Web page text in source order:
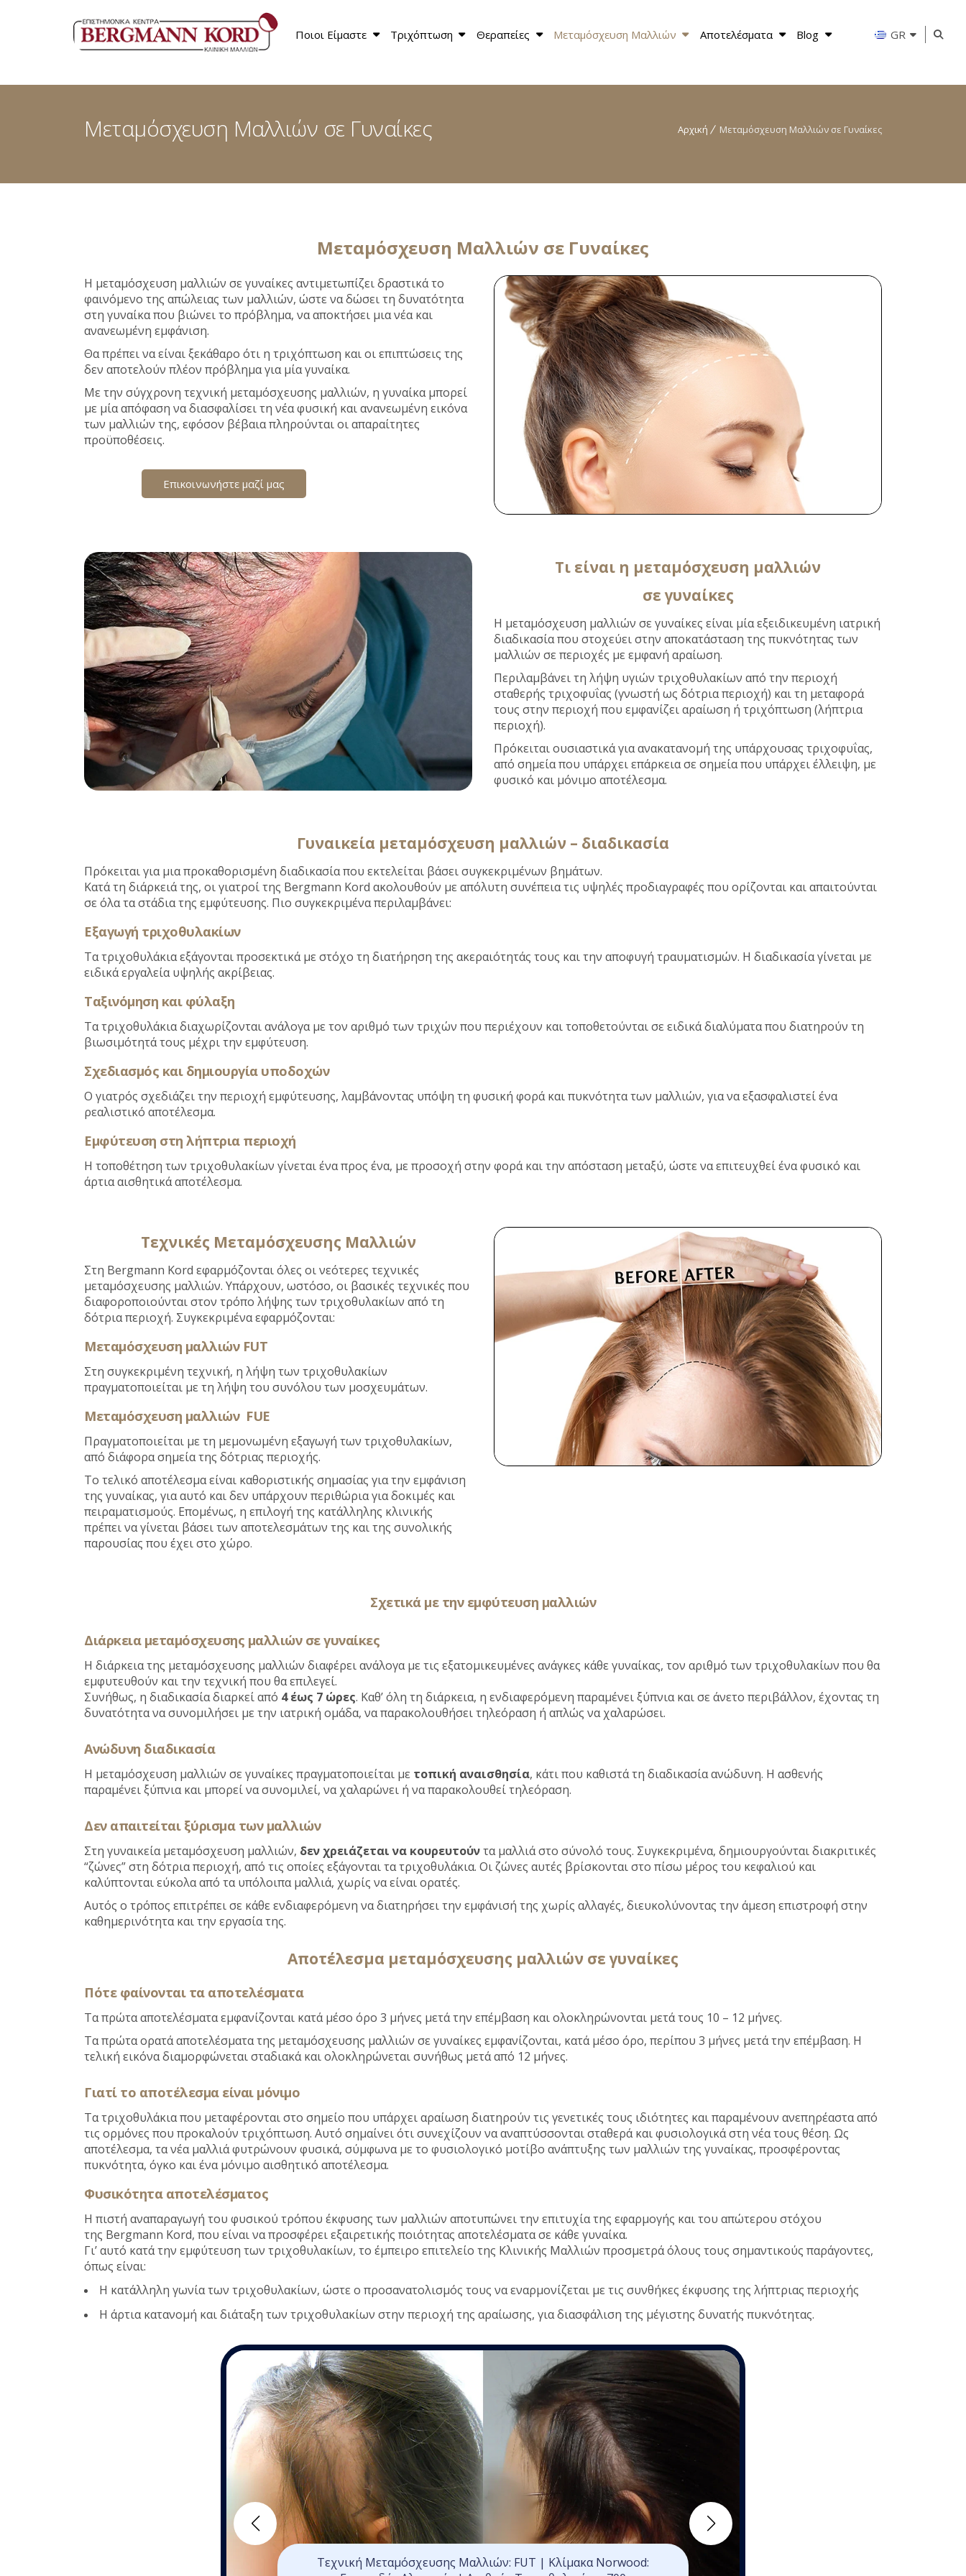
Ποιοι Είμαστε Τριχόπτωση Θεραπείες Μεταμόσχευση Μαλλιών Αποτελέσματα Blog GR
Αρχική Μεταμόσχευση Μαλλιών σε Γυναίκες
Μεταμόσχευση Μαλλιών σε Γυναίκες
Μεταμόσχευση Μαλλιών σε Γυναίκες
Η μεταμόσχευση μαλλιών σε γυναίκες αντιμετωπίζει δραστικά το
φαινόμενο της απώλειας των μαλλιών, ώστε να δώσει τη δυνατότητα
στη γυναίκα που βιώνει το πρόβλημα, να αποκτήσει μια νέα και
ανανεωμένη εμφάνιση.
Θα πρέπει να είναι ξεκάθαρο ότι η τριχόπτωση και οι επιπτώσεις της
δεν αποτελούν πλέον πρόβλημα για μία γυναίκα.
Με την σύγχρονη τεχνική μεταμόσχευσης μαλλιών, η γυναίκα μπορεί
με μία απόφαση να διασφαλίσει τη νέα φυσική και ανανεωμένη εικόνα
των μαλλιών της, εφόσον βέβαια πληρούνται οι απαραίτητες
προϋποθέσεις.
Επικοινωνήστε μαζί μας
Τι είναι η μεταμόσχευση μαλλιών
σε γυναίκες
Η μεταμόσχευση μαλλιών σε γυναίκες είναι μία εξειδικευμένη ιατρική
διαδικασία που στοχεύει στην αποκατάσταση της πυκνότητας των
μαλλιών σε περιοχές με εμφανή αραίωση.
Περιλαμβάνει τη λήψη υγιών τριχοθυλακίων από την περιοχή
σταθερής τριχοφυΐας (γνωστή ως δότρια περιοχή) και τη μεταφορά
τους στην περιοχή που εμφανίζει αραίωση ή τριχόπτωση (λήπτρια
περιοχή).
Πρόκειται ουσιαστικά για ανακατανομή της υπάρχουσας τριχοφυΐας,
από σημεία που υπάρχει επάρκεια σε σημεία που υπάρχει έλλειψη, με
φυσικό και μόνιμο αποτέλεσμα.
Γυναικεία μεταμόσχευση μαλλιών – διαδικασία
Πρόκειται για μια προκαθορισμένη διαδικασία που εκτελείται βάσει συγκεκριμένων βημάτων.
Κατά τη διάρκειά της, οι γιατροί της Bergmann Kord ακολουθούν με απόλυτη συνέπεια τις υψηλές προδιαγραφές που ορίζονται και απαιτούνται
σε όλα τα στάδια της εμφύτευσης. Πιο συγκεκριμένα περιλαμβάνει:
Εξαγωγή τριχοθυλακίων
Τα τριχοθυλάκια εξάγονται προσεκτικά με στόχο τη διατήρηση της ακεραιότητάς τους και την αποφυγή τραυματισμών. Η διαδικασία γίνεται με
ειδικά εργαλεία υψηλής ακρίβειας.
Ταξινόμηση και φύλαξη
Τα τριχοθυλάκια διαχωρίζονται ανάλογα με τον αριθμό των τριχών που περιέχουν και τοποθετούνται σε ειδικά διαλύματα που διατηρούν τη
βιωσιμότητά τους μέχρι την εμφύτευση.
Σχεδιασμός και δημιουργία υποδοχών
Ο γιατρός σχεδιάζει την περιοχή εμφύτευσης, λαμβάνοντας υπόψη τη φυσική φορά και πυκνότητα των μαλλιών, για να εξασφαλιστεί ένα
ρεαλιστικό αποτέλεσμα.
Εμφύτευση στη λήπτρια περιοχή
Η τοποθέτηση των τριχοθυλακίων γίνεται ένα προς ένα, με προσοχή στην φορά και την απόσταση μεταξύ, ώστε να επιτευχθεί ένα φυσικό και
άρτια αισθητικά αποτέλεσμα.
Τεχνικές Μεταμόσχευσης Μαλλιών
Στη Bergmann Kord εφαρμόζονται όλες οι νεότερες τεχνικές
μεταμόσχευσης μαλλιών. Υπάρχουν, ωστόσο, οι βασικές τεχνικές που
διαφοροποιούνται στον τρόπο λήψης των τριχοθυλακίων από τη
δότρια περιοχή. Συγκεκριμένα εφαρμόζονται:
Μεταμόσχευση μαλλιών FUT
Στη συγκεκριμένη τεχνική, η λήψη των τριχοθυλακίων
πραγματοποιείται με τη λήψη του συνόλου των μοσχευμάτων.
Μεταμόσχευση μαλλιών FUE
Πραγματοποιείται με τη μεμονωμένη εξαγωγή των τριχοθυλακίων,
από διάφορα σημεία της δότριας περιοχής.
Το τελικό αποτέλεσμα είναι καθοριστικής σημασίας για την εμφάνιση
της γυναίκας, για αυτό και δεν υπάρχουν περιθώρια για δοκιμές και
πειραματισμούς. Επομένως, η επιλογή της κατάλληλης κλινικής
πρέπει να γίνεται βάσει των αποτελεσμάτων της και της συνολικής
παρουσίας που έχει στο χώρο.
Σχετικά με την εμφύτευση μαλλιών
Διάρκεια μεταμόσχευσης μαλλιών σε γυναίκες
Η διάρκεια της μεταμόσχευσης μαλλιών διαφέρει ανάλογα με τις εξατομικευμένες ανάγκες κάθε γυναίκας, τον αριθμό των τριχοθυλακίων που θα
εμφυτευθούν και την τεχνική που θα επιλεγεί.
Συνήθως, η διαδικασία διαρκεί από 4 έως 7 ώρες. Καθ’ όλη τη διάρκεια, η ενδιαφερόμενη παραμένει ξύπνια και σε άνετο περιβάλλον, έχοντας τη
δυνατότητα να συνομιλήσει με την ιατρική ομάδα, να παρακολουθήσει τηλεόραση ή απλώς να χαλαρώσει.
Ανώδυνη διαδικασία
Η μεταμόσχευση μαλλιών σε γυναίκες πραγματοποιείται με τοπική αναισθησία, κάτι που καθιστά τη διαδικασία ανώδυνη. Η ασθενής
παραμένει ξύπνια και μπορεί να συνομιλεί, να χαλαρώνει ή να παρακολουθεί τηλεόραση.
Δεν απαιτείται ξύρισμα των μαλλιών
Στη γυναικεία μεταμόσχευση μαλλιών, δεν χρειάζεται να κουρευτούντα μαλλιά στο σύνολό τους. Συγκεκριμένα, δημιουργούνται διακριτικές
“ζώνες” στη δότρια περιοχή, από τις οποίες εξάγονται τα τριχοθυλάκια. Οι ζώνες αυτές βρίσκονται στο πίσω μέρος του κεφαλιού και
καλύπτονται εύκολα από τα υπόλοιπα μαλλιά, χωρίς να είναι ορατές.
Αυτός ο τρόπος επιτρέπει σε κάθε ενδιαφερόμενη να διατηρήσει την εμφάνισή της χωρίς αλλαγές, διευκολύνοντας την άμεση επιστροφή στην
καθημερινότητα και την εργασία της.
Αποτέλεσμα μεταμόσχευσης μαλλιών σε γυναίκες
Πότε φαίνονται τα αποτελέσματα
Τα πρώτα αποτελέσματα εμφανίζονται κατά μέσο όρο 3 μήνες μετά την επέμβαση και ολοκληρώνονται μετά τους 10 – 12 μήνες.
Τα πρώτα ορατά αποτελέσματα της μεταμόσχευσης μαλλιών σε γυναίκες εμφανίζονται, κατά μέσο όρο, περίπου 3 μήνες μετά την επέμβαση. Η
τελική εικόνα διαμορφώνεται σταδιακά και ολοκληρώνεται συνήθως μετά από 12 μήνες.
Γιατί το αποτέλεσμα είναι μόνιμο
Τα τριχοθυλάκια που μεταφέρονται στο σημείο που υπάρχει αραίωση διατηρούν τις γενετικές τους ιδιότητες και παραμένουν ανεπηρέαστα από
τις ορμόνες που προκαλούν τριχόπτωση. Αυτό σημαίνει ότι συνεχίζουν να αναπτύσσονται σταθερά και φυσιολογικά στη νέα τους θέση. Ως
αποτέλεσμα, τα νέα μαλλιά φυτρώνουν φυσικά, σύμφωνα με το φυσιολογικό μοτίβο ανάπτυξης των μαλλιών της γυναίκας, προσφέροντας
πυκνότητα, όγκο και ένα μόνιμο αισθητικό αποτέλεσμα.
Φυσικότητα αποτελέσματος
Η πιστή αναπαραγωγή του φυσικού τρόπου έκφυσης των μαλλιών αποτυπώνει την επιτυχία της εφαρμογής και του απώτερου στόχου
της Bergmann Kord, που είναι να προσφέρει εξαιρετικής ποιότητας αποτελέσματα σε κάθε γυναίκα.
Γι’ αυτό κατά την εμφύτευση των τριχοθυλακίων, το έμπειρο επιτελείο της Κλινικής Μαλλιών προσμετρά όλους τους σημαντικούς παράγοντες,
όπως είναι:
Η κατάλληλη γωνία των τριχοθυλακίων, ώστε ο προσανατολισμός τους να εναρμονίζεται με τις συνθήκες έκφυσης της λήπτριας περιοχής
Η άρτια κατανομή και διάταξη των τριχοθυλακίων στην περιοχή της αραίωσης, για διασφάλιση της μέγιστης δυνατής πυκνότητας.
Τεχνική Μεταμόσχευσης Μαλλιών: FUT | Κλίμακα Norwood: